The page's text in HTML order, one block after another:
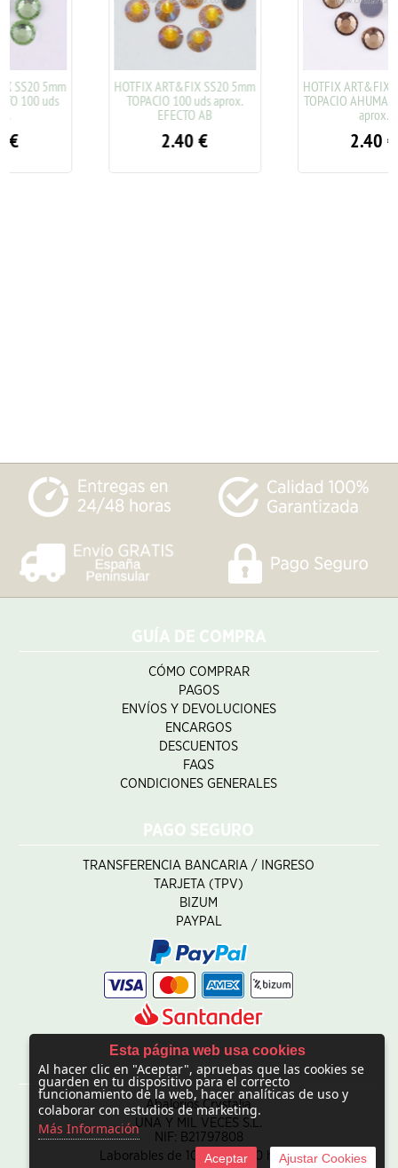
HOTFIX ART&FIX SS20 5mm
TOPACIO 100 uds aprox.
HOTFIX ART&FIX SS20 5mm
TOPACIO AHUMADO 100 uds
GUÍA DE COMPRA
CÓMO COMPRAR
PAGOS
ENVÍOS Y DEVOLUCIONES
ENCARGOS
DESCUENTOS
FAQS
CONDICIONES GENERALES
PAGO SEGURO
TRANSFERENCIA BANCARIA / INGRESO
TARJETA (TPV)
BIZUM
PAYPAL
CONTACTO
Abalorios Crystalia
UNA Y MIL VECES S.L.
NIF: B21797808
Laborables de 10:00 - 20:00 horas
Esta página web usa cookies
Al hacer clic en "Aceptar", apruebas que las cookies se
guarden en tu dispositivo para el correcto
funcionamiento de la web, hacer analíticas de uso y
colaborar con estudios de marketing.
Más Información
Aceptar Ajustar Cookies